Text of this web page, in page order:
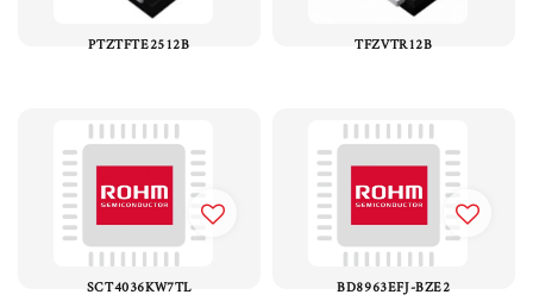
PTZTFTE2512B TFZVTR12B
SCT4036KW7TL BD8963EFJ-BZE2